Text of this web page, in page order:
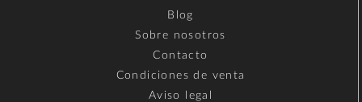
Blog
Sobre nosotros
Contacto
Condiciones de venta
Aviso legal